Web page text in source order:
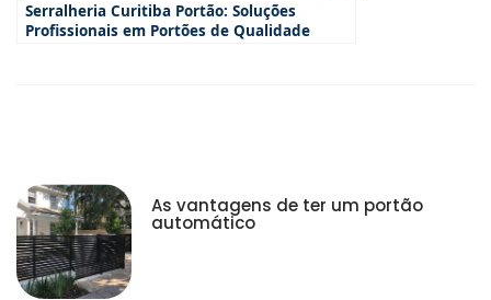
Serralheria Curitiba Portão: Soluções
Profissionais em Portões de Qualidade
As vantagens de ter um portão
automático